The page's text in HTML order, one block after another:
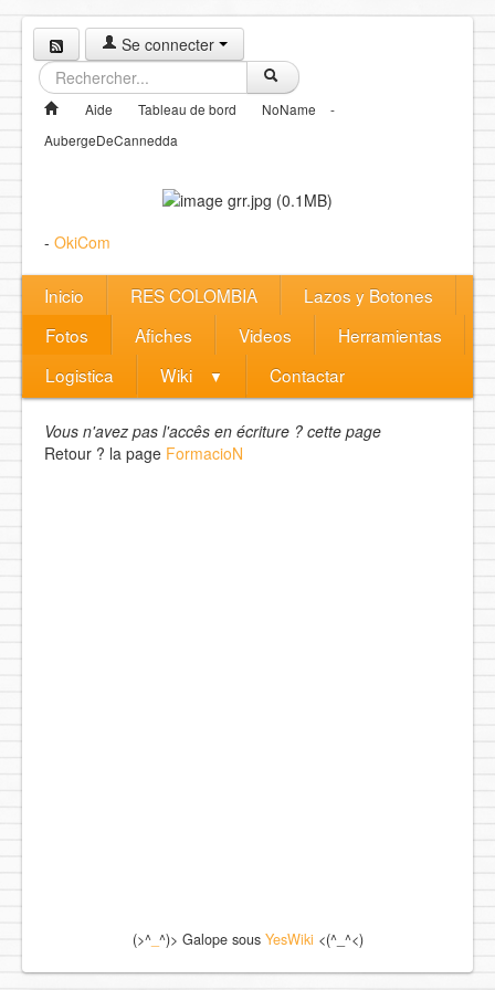
Se connecter
Aide Tableau de bord NoName
-
AubergeDeCannedda
- OkiCom
Inicio RES COLOMBIA
Lazos y Botones
Fotos
Afiches Videos
Herramientas
Logistica
Wiki ▼ Contactar
Vous n'avez pas l'accês en écriture ? cette page
Retour ? la page FormacioN
(>^_ ^)> Galope sous YesWiki <(^_^<)